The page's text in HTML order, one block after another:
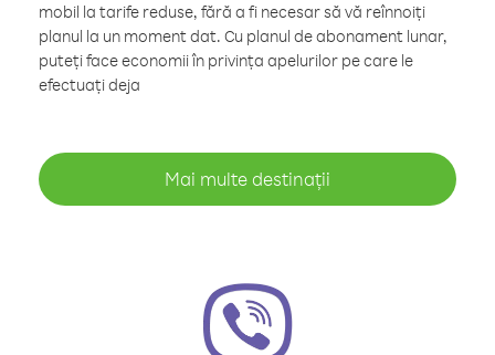
mobil la tarife reduse, fără a fi necesar să vă reînnoiți
planul la un moment dat. Cu planul de abonament lunar,
puteți face economii în privința apelurilor pe care le
efectuați deja
Mai multe destinații